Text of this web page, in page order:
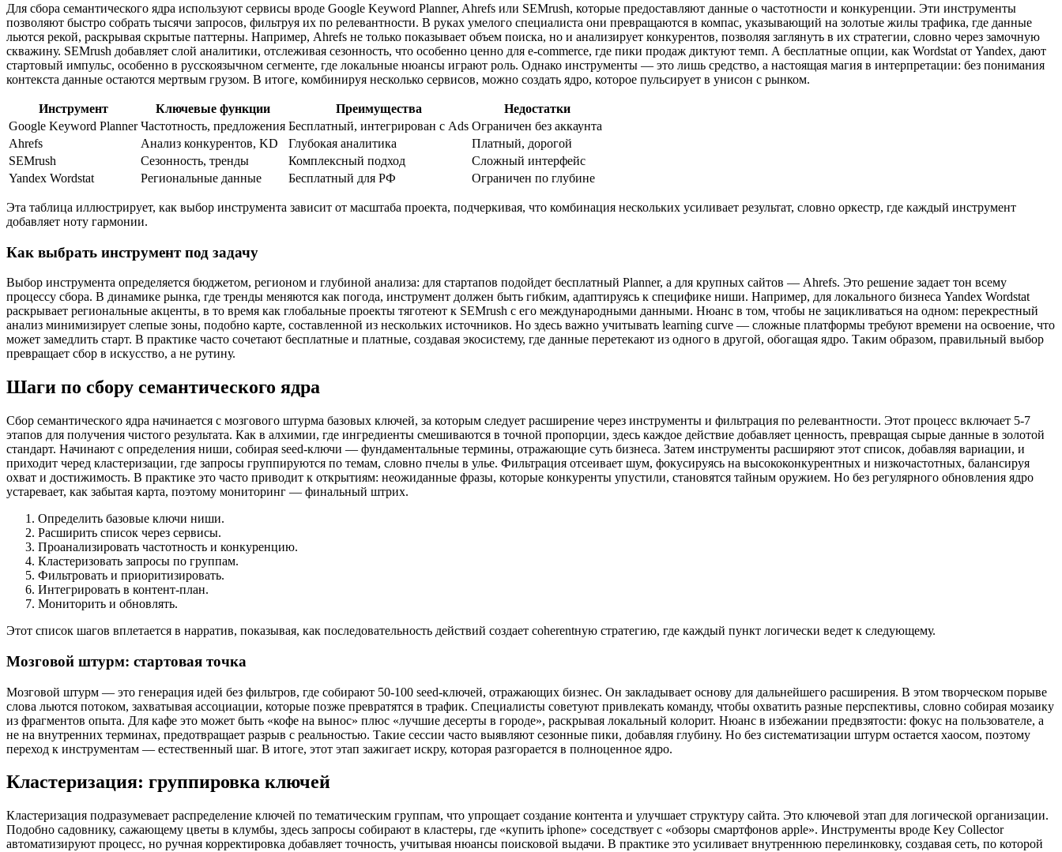
Для сбора семантического ядра используют сервисы вроде Google Keyword Planner, Ahrefs или SEMrush, которые предоставляют данные о частотности и конкуренции. Эти инструменты
позволяют быстро собрать тысячи запросов, фильтруя их по релевантности. В руках умелого специалиста они превращаются в компас, указывающий на золотые жилы трафика, где данные
льются рекой, раскрывая скрытые паттерны. Например, Ahrefs не только показывает объем поиска, но и анализирует конкурентов, позволяя заглянуть в их стратегии, словно через замочную
скважину. SEMrush добавляет слой аналитики, отслеживая сезонность, что особенно ценно для e-commerce, где пики продаж диктуют темп. А бесплатные опции, как Wordstat от Yandex, дают
стартовый импульс, особенно в русскоязычном сегменте, где локальные нюансы играют роль. Однако инструменты — это лишь средство, а настоящая магия в интерпретации: без понимания
контекста данные остаются мертвым грузом. В итоге, комбинируя несколько сервисов, можно создать ядро, которое пульсирует в унисон с рынком.
Инструмент Ключевые функции Преимущества
Недостатки
Google Keyword Planner Частотность, предложения Бесплатный, интегрирован с Ads Ограничен без аккаунта
Ahrefs
Анализ конкурентов, KD Глубокая аналитика
Платный, дорогой
SEMrush
Сезонность, тренды Комплексный подход
Сложный интерфейс
Yandex Wordstat
Региональные данные Бесплатный для РФ Ограничен по глубине
Эта таблица иллюстрирует, как выбор инструмента зависит от масштаба проекта, подчеркивая, что комбинация нескольких усиливает результат, словно оркестр, где каждый инструмент
добавляет ноту гармонии.
Как выбрать инструмент под задачу
Выбор инструмента определяется бюджетом, регионом и глубиной анализа: для стартапов подойдет бесплатный Planner, а для крупных сайтов — Ahrefs. Это решение задает тон всему
процессу сбора. В динамике рынка, где тренды меняются как погода, инструмент должен быть гибким, адаптируясь к специфике ниши. Например, для локального бизнеса Yandex Wordstat
раскрывает региональные акценты, в то время как глобальные проекты тяготеют к SEMrush с его международными данными. Нюанс в том, чтобы не зацикливаться на одном: перекрестный
анализ минимизирует слепые зоны, подобно карте, составленной из нескольких источников. Но здесь важно учитывать learning curve — сложные платформы требуют времени на освоение, что
может замедлить старт. В практике часто сочетают бесплатные и платные, создавая экосистему, где данные перетекают из одного в другой, обогащая ядро. Таким образом, правильный выбор
превращает сбор в искусство, а не рутину.
Шаги по сбору семантического ядра
Сбор семантического ядра начинается с мозгового штурма базовых ключей, за которым следует расширение через инструменты и фильтрация по релевантности. Этот процесс включает 5-7
этапов для получения чистого результата. Как в алхимии, где ингредиенты смешиваются в точной пропорции, здесь каждое действие добавляет ценность, превращая сырые данные в золотой
стандарт. Начинают с определения ниши, собирая seed-ключи — фундаментальные термины, отражающие суть бизнеса. Затем инструменты расширяют этот список, добавляя вариации, и
приходит черед кластеризации, где запросы группируются по темам, словно пчелы в улье. Фильтрация отсеивает шум, фокусируясь на высококонкурентных и низкочастотных, балансируя
охват и достижимость. В практике это часто приводит к открытиям: неожиданные фразы, которые конкуренты упустили, становятся тайным оружием. Но без регулярного обновления ядро
устаревает, как забытая карта, поэтому мониторинг — финальный штрих.
Определить базовые ключи ниши.
Расширить список через сервисы.
Проанализировать частотность и конкуренцию.
Кластеризовать запросы по группам.
Фильтровать и приоритизировать.
Интегрировать в контент-план.
Мониторить и обновлять.
Этот список шагов вплетается в нарратив, показывая, как последовательность действий создает coherentную стратегию, где каждый пункт логически ведет к следующему.
Мозговой штурм: стартовая точка
Мозговой штурм — это генерация идей без фильтров, где собирают 50-100 seed-ключей, отражающих бизнес. Он закладывает основу для дальнейшего расширения. В этом творческом порыве
слова льются потоком, захватывая ассоциации, которые позже превратятся в трафик. Специалисты советуют привлекать команду, чтобы охватить разные перспективы, словно собирая мозаику
из фрагментов опыта. Для кафе это может быть «кофе на вынос» плюс «лучшие десерты в городе», раскрывая локальный колорит. Нюанс в избежании предвзятости: фокус на пользователе, а
не на внутренних терминах, предотвращает разрыв с реальностью. Такие сессии часто выявляют сезонные пики, добавляя глубину. Но без систематизации штурм остается хаосом, поэтому
переход к инструментам — естественный шаг. В итоге, этот этап зажигает искру, которая разгорается в полноценное ядро.
Кластеризация: группировка ключей
Кластеризация подразумевает распределение ключей по тематическим группам, что упрощает создание контента и улучшает структуру сайта. Это ключевой этап для логической организации.
Подобно садовнику, сажающему цветы в клумбы, здесь запросы собирают в кластеры, где «купить iphone» соседствует с «обзоры смартфонов apple». Инструменты вроде Key Collector
автоматизируют процесс, но ручная корректировка добавляет точность, учитывая нюансы поисковой выдачи. В практике это усиливает внутреннюю перелинковку, создавая сеть, по которой